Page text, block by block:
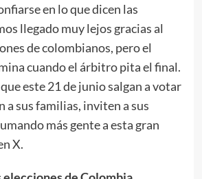
en lo que dicen las
llegado muy lejos gracias al
de colombianos, pero el
cuando el árbitro pita el final.
este 21 de junio salgan a votar
a sus familias, inviten a sus
más gente a esta gran
X.